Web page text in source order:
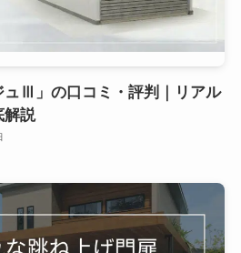
ュⅢ」の口コミ・評判｜リアル
解説